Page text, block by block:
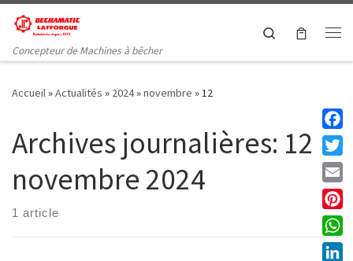
Passer au contenu
Concepteur de Machines à bêcher
Search
Accueil»Actualités » 2024»novembre »12
Archives journalières: 12
novembre 2024
1 article
Email